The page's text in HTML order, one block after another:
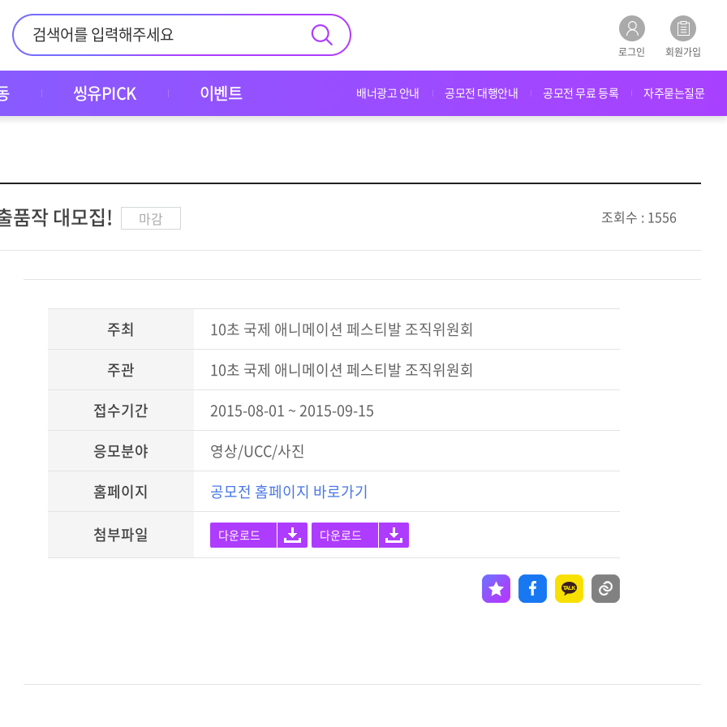
로그인 회원가입
씽유PICK 이벤트 배너광고 안내 공모전 대행안내 공모전 무료 등록 자주묻는질문
품작 대모집! 마감 조회수 : 1556
주최
10초 국제 애니메이션 페스티발 조직위원회
주관
10초 국제 애니메이션 페스티발 조직위원회
접수기간
2015-08-01 ~ 2015-09-15
응모분야
영상/UCC/사진
홈페이지
공모전 홈페이지 바로가기
첨부파일
다운로드 다운로드